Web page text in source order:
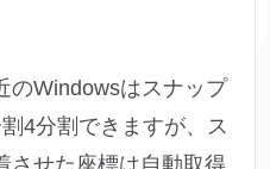
のWindowsはスナップ
4分割できますが、ス